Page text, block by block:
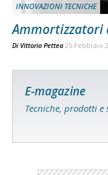
INNOVAZIONI TECNICHE
Ammortizzatori
Di Vittorio Pettea 25 Febbraio
E-magazine
Tecniche, prodotti e